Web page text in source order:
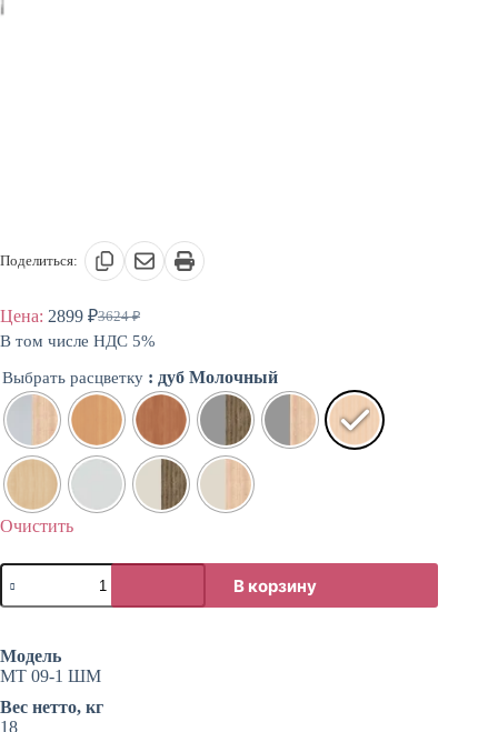
Поделиться:
Цена: 3624₽
Первоначальная
цена
3624 ₽.
2899 ₽Текущая
цена:
В том числе НДС 5%
Выбрать расцветку : дуб Молочный
Очистить
Количество
товара
Тумба
В корзину
Модель
МТ 09-1 ШМ
Вес нетто, кг
18